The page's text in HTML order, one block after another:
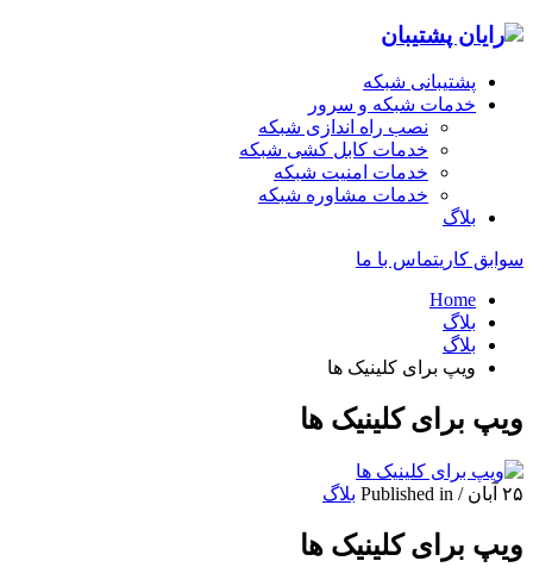
پشتیبانی شبکه
خدمات شبکه و سرور
نصب راه اندازی شبکه
خدمات کابل کشی شبکه
خدمات امنیت شبکه
خدمات مشاوره شبکه
بلاگ
سوابق کاریتماس با ما
Home
بلاگ
بلاگ
ویپ برای کلینیک ‌ها
ویپ برای کلینیک ‌ها
۲۵ آبان /
Published in بلاگ
ویپ برای کلینیک ‌ها